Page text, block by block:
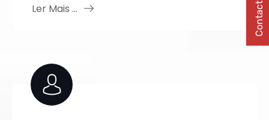
Ler Mais ... Contact